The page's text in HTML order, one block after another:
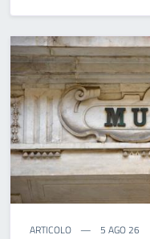
ARTICOLO 5 AGO 26